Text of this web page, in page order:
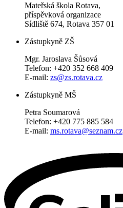
Mateřská škola Rotava,
příspěvková organizace
Sídliště 674, Rotava 357 01
Zástupkyně ZŠ
Mgr. Jaroslava Šůsová
Telefon: +420 352 668 409
E-mail: zs@zs.rotava.cz
Zástupkyně MŠ
Petra Soumarová
Telefon: +420 775 885 584
E-mail: ms.rotava@seznam.cz